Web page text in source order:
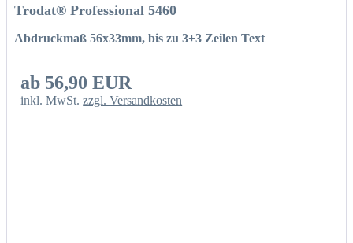
Trodat® Professional 5460
Abdruckmaß 56x33mm, bis zu 3+3 Zeilen Text
ab 56,90 EUR
inkl. MwSt.zzgl. Versandkosten